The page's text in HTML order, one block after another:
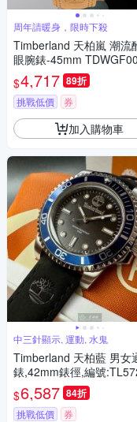
周年請暖身，限時下殺
Timberland 天柏嵐 潮流
眼腕錶-45mm
$4,717 89折
挑戰低價 券
加入購物車
中三針顯示, 運動, 水鬼
Timberland 天柏藍 男女
錶,42mm錶徑,編號
$6,587 84折
挑戰低價 券